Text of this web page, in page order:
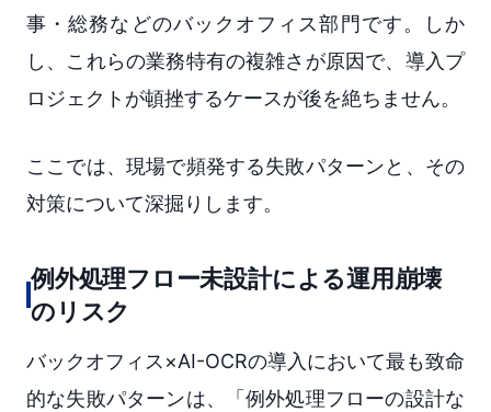
事・総務などのバックオフィス部門です。しか
し、これらの業務特有の複雑さが原因で、導入プ
ロジェクトが頓挫するケースが後を絶ちません。
ここでは、現場で頻発する失敗パターンと、その
対策について深掘りします。
例外処理フロー未設計による運用崩壊
のリスク
バックオフィス×AI-OCRの導入において最も致命
的な失敗パターンは、「例外処理フローの設計な